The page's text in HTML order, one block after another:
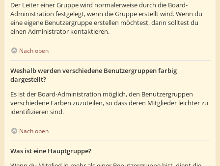
Der Leiter einer Gruppe wird normalerweise durch die Board-
Administration festgelegt, wenn die Gruppe erstellt wird. Wenn du
eine eigene Benutzergruppe erstellen möchtest, dann solltest du
einen Administrator kontaktieren.
Nach oben
Weshalb werden verschiedene Benutzergruppen farbig
dargestellt?
Es ist der Board-Administration möglich, den Benutzergruppen
verschiedene Farben zuzuteilen, so dass deren Mitglieder leichter zu
identifizieren sind.
Nach oben
Was ist eine Hauptgruppe?